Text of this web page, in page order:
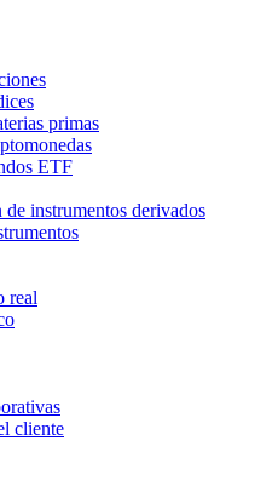
primas
ETF
instrumentos derivados
real
cliente